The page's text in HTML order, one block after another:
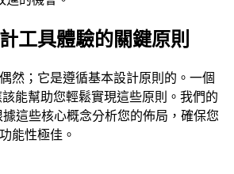
工具體驗的關鍵原則
然；它是遵循基本設計原則的。一個
該能幫助您輕鬆實現這些原則。我們的
這些核心概念分析您的佈局，確保您
能性極佳。